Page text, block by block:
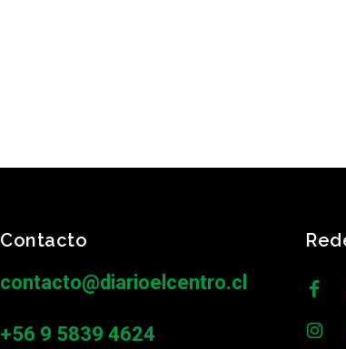
Contacto
contacto@diarioelcentro.cl
+56 9 5839 4624